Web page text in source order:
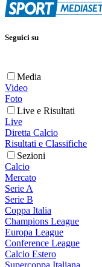
Seguici su
Media
Video
Foto
Live e Risultati
Live
Diretta Calcio
Risultati e Classifiche
Sezioni
Calcio
Mercato
Serie A
Serie B
Coppa Italia
Champions League
Europa League
Conference League
Calcio Estero